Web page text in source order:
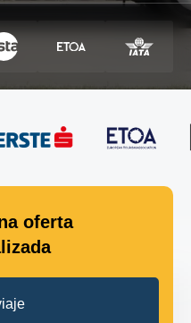
oferta